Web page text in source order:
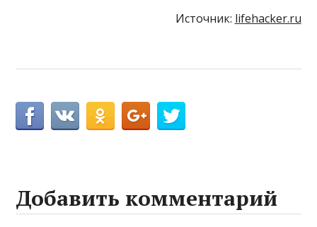
Источник: lifehacker.ru
Добавить комментарий